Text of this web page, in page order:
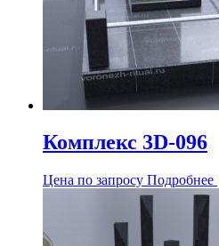
Комплекс 3D-096
Цена по запросу Подробнее